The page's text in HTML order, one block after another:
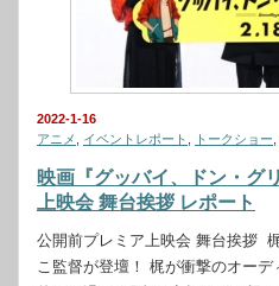
2022-1-16
アニメ
イベントレポート トークショー
映画『グッバイ、ドン・グ
上映会 舞台挨拶 レポート
公開前プレミア上映会 舞台挨拶
こ監督が登壇！ 梶が衝撃のオー